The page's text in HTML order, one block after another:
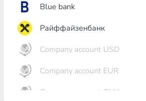
Blue bank
Райффайзенбанк
Company account USD
Company account EUR
Company account CNY